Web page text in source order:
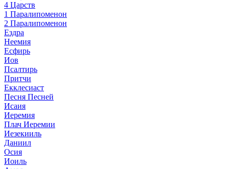
4 Царств
1 Паралипоменон
2 Паралипоменон
Ездра
Неемия
Есфирь
Иов
Псалтирь
Притчи
Екклесиаст
Песня Песней
Исаия
Иеремия
Плач Иеремии
Иезекииль
Даниил
Осия
Иоиль